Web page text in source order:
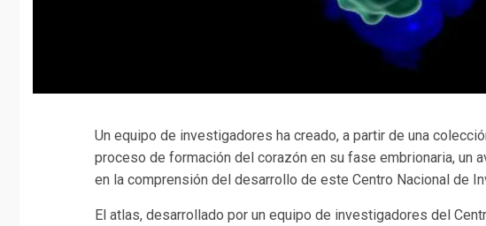
Un equipo de investigadores ha creado, a partir de una
proceso de formación del corazón en su fase embrionaria, un
en la comprensión del desarrollo de este Centro Nacional de
El atlas, desarrollado por un equipo de investigadores del